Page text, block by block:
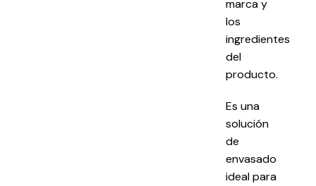
marca y
los
ingredientes
del
producto.
Es una
solución
de
envasado
ideal para